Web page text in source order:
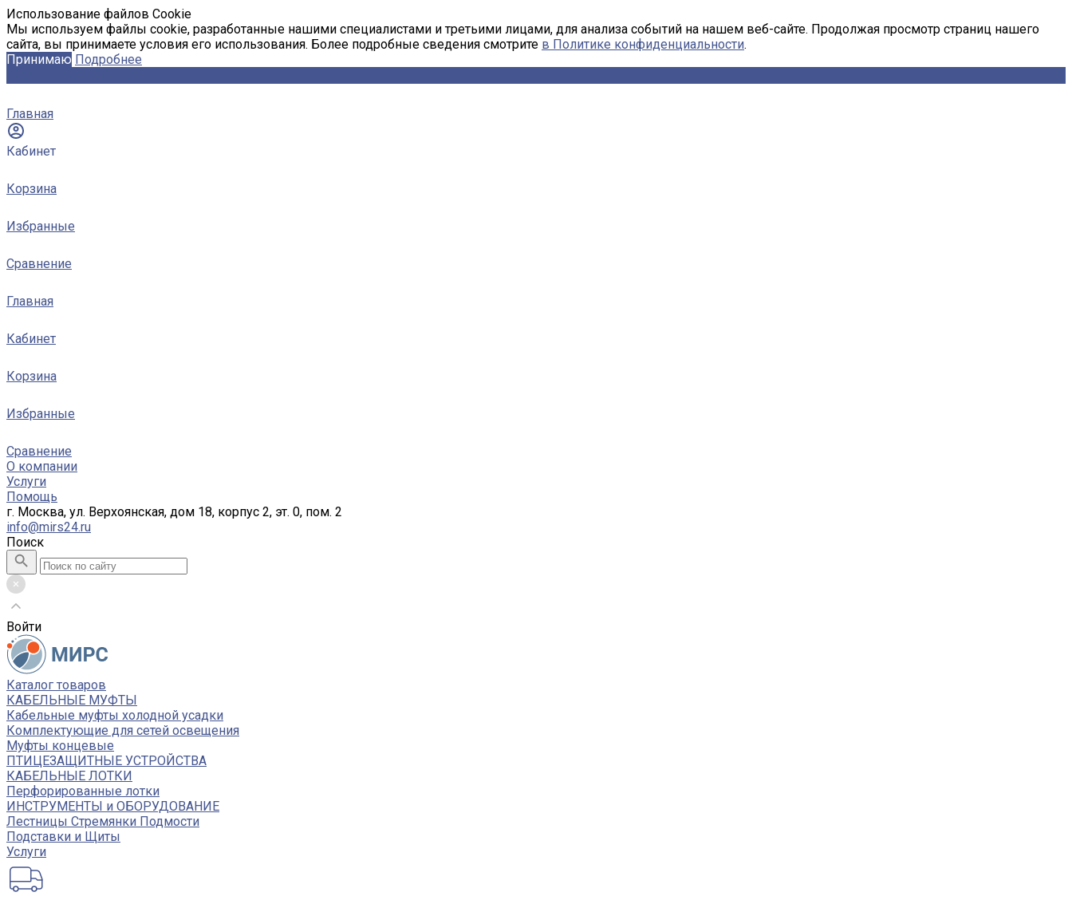
Использование файлов Cookie
Мы используем файлы cookie, разработанные нашими специалистами и третьими лицами, для анализа событий на нашем веб-сайте. Продолжая просмотр страниц нашего
сайта, вы принимаете условия его использования. Более подробные сведения смотрите в Политике конфиденциальности.
Принимаю Подробнее
Главная
Кабинет
Корзина
Избранные
Сравнение
Главная
Кабинет
Корзина
Избранные
Сравнение
О компании
Услуги
Помощь
г. Москва, ул. Верхоянская, дом 18, корпус 2, эт. 0, пом. 2
info@mirs24.ru
Поиск
Войти
Каталог товаров
КАБЕЛЬНЫЕ МУФТЫ
Кабельные муфты холодной усадки
Комплектующие для сетей освещения
Муфты концевые
ПТИЦЕЗАЩИТНЫЕ УСТРОЙСТВА
КАБЕЛЬНЫЕ ЛОТКИ
Перфорированные лотки
ИНСТРУМЕНТЫ и ОБОРУДОВАНИЕ
Лестницы Стремянки Подмости
Подставки и Щиты
Услуги